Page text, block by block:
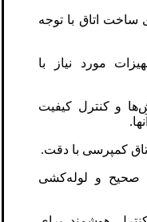
ساخت اتاق با توجه
مورد نیاز با
و کنترل کیفیت
کمپرسی با دقت.
صحیح و لوله‌کشی